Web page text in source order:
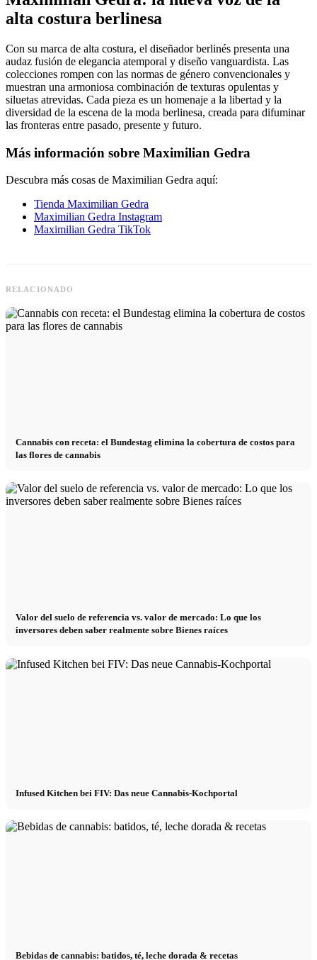
alta costura berlinesa
Con su marca de alta costura, el diseñador berlinés presenta una
audaz fusión de elegancia atemporal y diseño vanguardista. Las
colecciones rompen con las normas de género convencionales y
muestran una armoniosa combinación de texturas opulentas y
siluetas atrevidas. Cada pieza es un homenaje a la libertad y la
diversidad de la escena de la moda berlinesa, creada para difuminar
las fronteras entre pasado, presente y futuro.
Más información sobre Maximilian Gedra
Descubra más cosas de Maximilian Gedra aquí:
Tienda Maximilian Gedra
Maximilian Gedra Instagram
Maximilian Gedra TikTok
RELACIONADO
Cannabis con receta: el Bundestag elimina la cobertura de costos para
las flores de cannabis
Valor del suelo de referencia vs. valor de mercado: Lo que los
inversores deben saber realmente sobre Bienes raíces
Infused Kitchen bei FIV: Das neue Cannabis-Kochportal
Bebidas de cannabis: batidos, té, leche dorada & recetas